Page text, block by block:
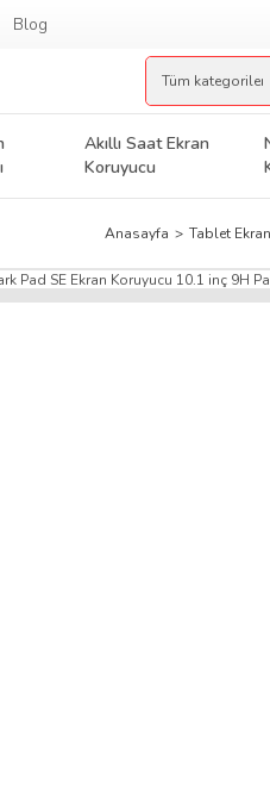
Blog
Akıllı Saat Ekran
Koruyucu
Anasayfa Tablet